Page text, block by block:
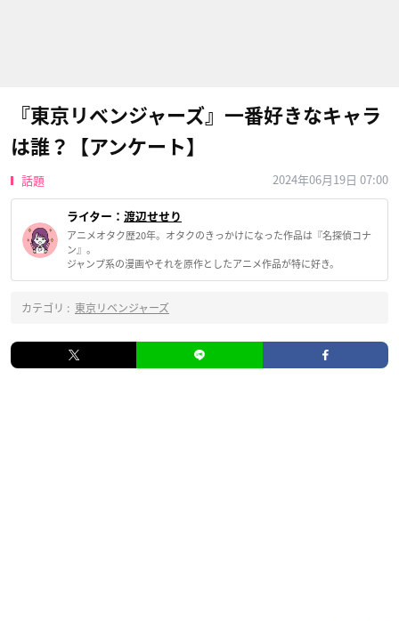
『東京リベンジャーズ』一番好きなキャラ
は誰？【アンケート】
話題 2024年06月19日 07:00
ライター： 渡辺せせり
アニメオタク歴20年。オタクのきっかけになった作品は『名探偵コナ
ン』。
ジャンプ系の漫画やそれを原作としたアニメ作品が特に好き。
カテゴリ : 東京リベンジャーズ